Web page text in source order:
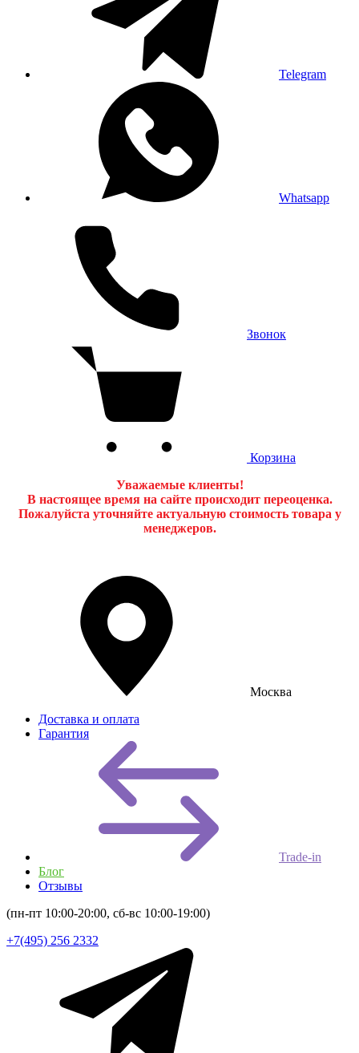
Telegram
Whatsapp
Звонок
Корзина
Уважаемые клиенты!
В настоящее время на сайте происходит переоценка.
Пожалуйста уточняйте актуальную стоимость товара у
менеджеров.
Москва
Доставка и оплата
Гарантия
Trade-in
Блог
Отзывы
(пн-пт 10:00-20:00, сб-вс 10:00-19:00)
+7(495) 256 2332